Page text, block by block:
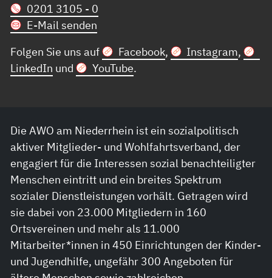
0201 3105 - 0
E-Mail senden
Folgen Sie uns auf
Facebook, Instagram,
LinkedIn und YouTube.
Die AWO am Niederrhein ist ein sozialpolitisch
aktiver Mitglieder- und Wohlfahrtsverband, der
engagiert für die Interessen sozial benachteiligter
Menschen eintritt und ein breites Spektrum
sozialer Dienstleistungen vorhält. Getragen wird
sie dabei von 23.000 Mitgliedern in 160
Ortsvereinen und mehr als 11.000
Mitarbeiter*innen in 450 Einrichtungen der Kinder-
und Jugendhilfe, ungefähr 300 Angeboten für